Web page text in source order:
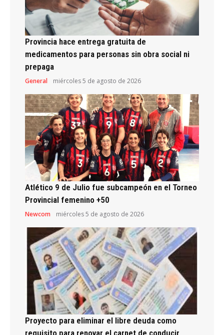
Provincia hace entrega gratuita de
medicamentos para personas sin obra social ni
prepaga
General miércoles 5 de agosto de 2026
Atlético 9 de Julio fue subcampeón en el Torneo
Provincial femenino +50
Newcom miércoles 5 de agosto de 2026
Proyecto para eliminar el libre deuda como
requisito para renovar el carnet de conducir